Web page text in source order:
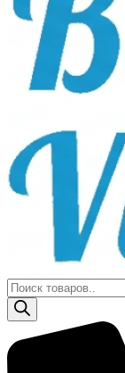
Поиск
товаров